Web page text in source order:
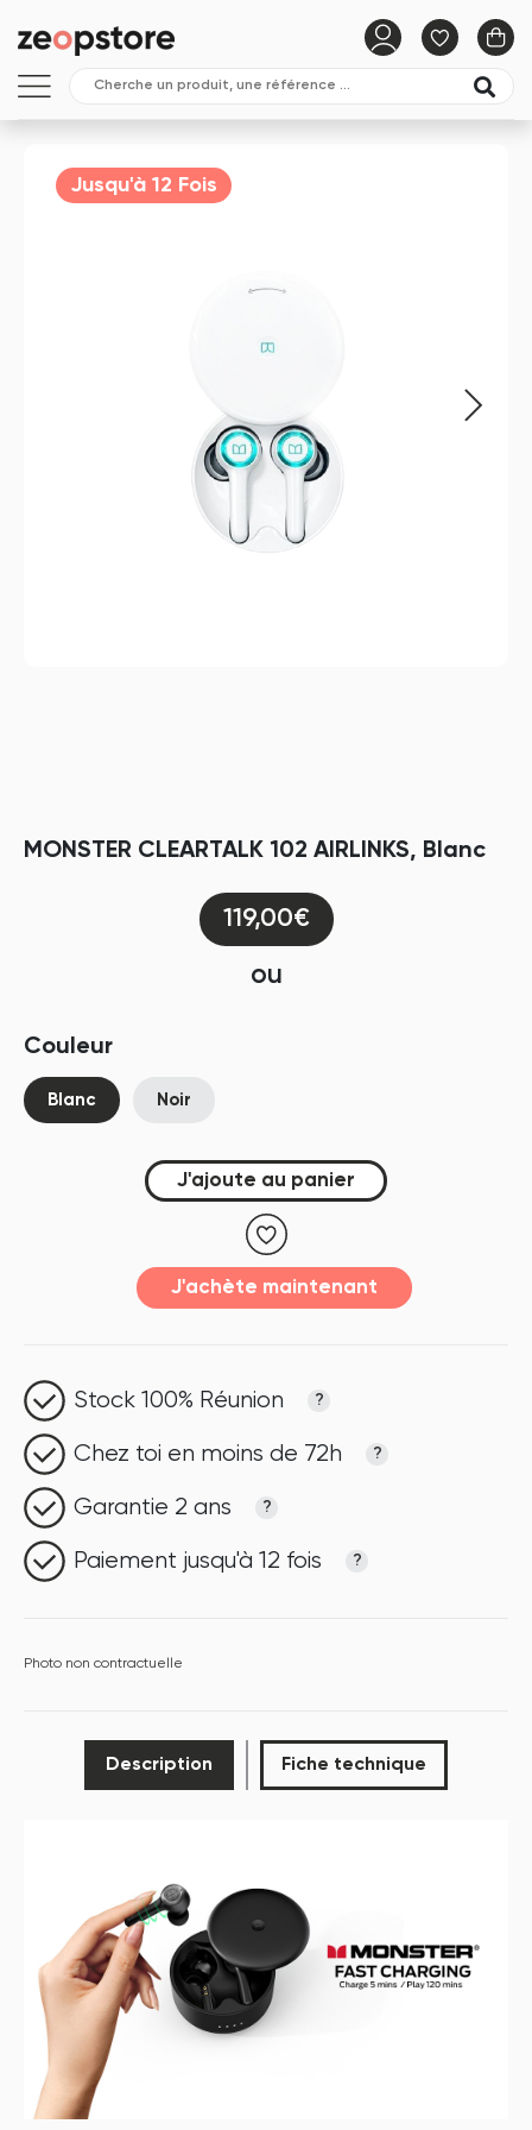
MONSTER CLEARTALK 102 AIRLINKS, Blanc
119,00€
ou
Couleur
Blanc Noir
J'ajoute au panier
J'achète maintenant
Stock 100% Réunion ?
Chez toi en moins de 72h ?
Garantie 2 ans ?
Paiement jusqu'à 12 fois ?
Photo non contractuelle
Description Fiche technique